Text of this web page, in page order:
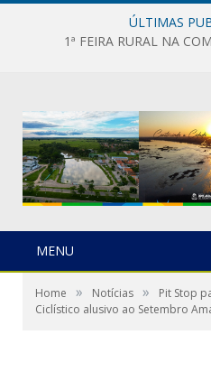
ÚLTIMAS
1ª FEIRA RURAL NA
MENU
Home » Notícias »
Pit Stop
Ciclístico alusivo ao Setembro